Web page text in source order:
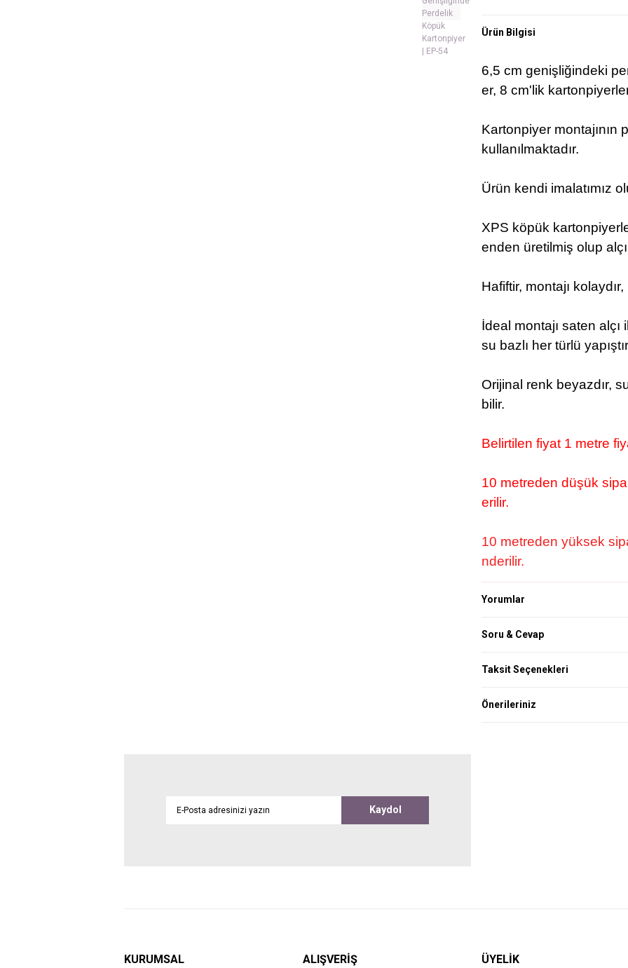
Ürün Bilgisi
6,5 cm genişliğindeki
er, 8 cm'lik
Kartonpiyer montajının
kullanılmaktadır.
Ürün kendi imalatımız
XPS köpük
enden üretilmiş olup
Hafiftir, montajı
İdeal montajı saten alçı
su bazlı her türlü
Orijinal renk beyazdır,
bilir.
Belirtilen fiyat 1 metre
10 metreden düşük
erilir.
10 metreden yüksek
nderilir.
Yorumlar
Soru & Cevap
Taksit Seçenekleri
Önerileriniz
Kaydol
KURUMSAL ALIŞVERİŞ ÜYELİK